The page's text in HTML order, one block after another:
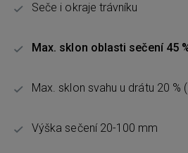
Seče i okraje trávníku
Max. sklon oblasti sečení 45
Max. sklon svahu u drátu 20 %
Výška sečení 20-100 mm